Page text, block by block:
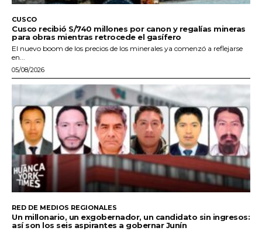
CUSCO
Cusco recibió S/740 millones por canon y regalías mineras
para obras mientras retrocede el gasífero
El nuevo boom de los precios de los minerales ya comenzó a reflejarse
en...
05/08/2026
RED DE MEDIOS REGIONALES
Un millonario, un exgobernador, un candidato sin ingresos:
así son los seis aspirantes a gobernar Junín